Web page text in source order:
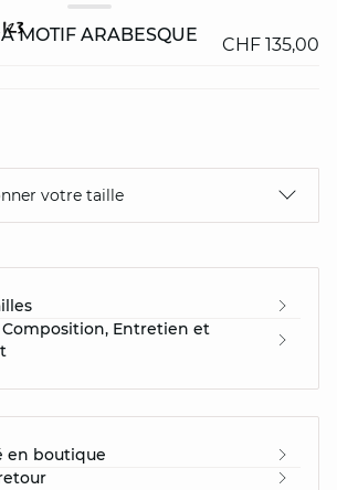
MOTIF ARABESQUE
CHF 135,00
votre taille
Entretien et
en boutique